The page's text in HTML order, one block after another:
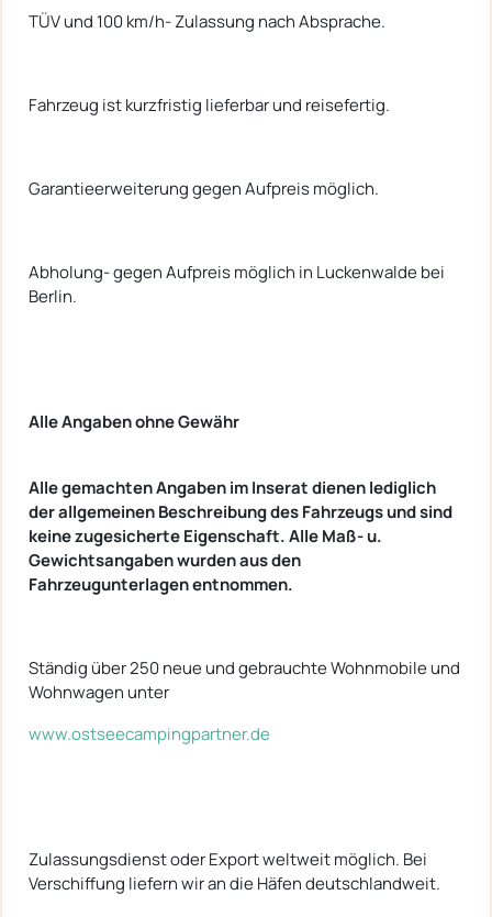
TÜV und 100 km/h- Zulassung nach Absprache.
Fahrzeug ist kurzfristig lieferbar und reisefertig.
Garantieerweiterung gegen Aufpreis möglich.
Abholung- gegen Aufpreis möglich in Luckenwalde bei
Berlin.
Alle Angaben ohne Gewähr
Alle gemachten Angaben im Inserat dienen lediglich
der allgemeinen Beschreibung des Fahrzeugs und sind
keine zugesicherte Eigenschaft. Alle Maß- u.
Gewichtsangaben wurden aus den
Fahrzeugunterlagen entnommen.
Ständig über 250 neue und gebrauchte Wohnmobile und
Wohnwagen unter
www.ostseecampingpartner.de
Zulassungsdienst oder Export weltweit möglich. Bei
Verschiffung liefern wir an die Häfen deutschlandweit.